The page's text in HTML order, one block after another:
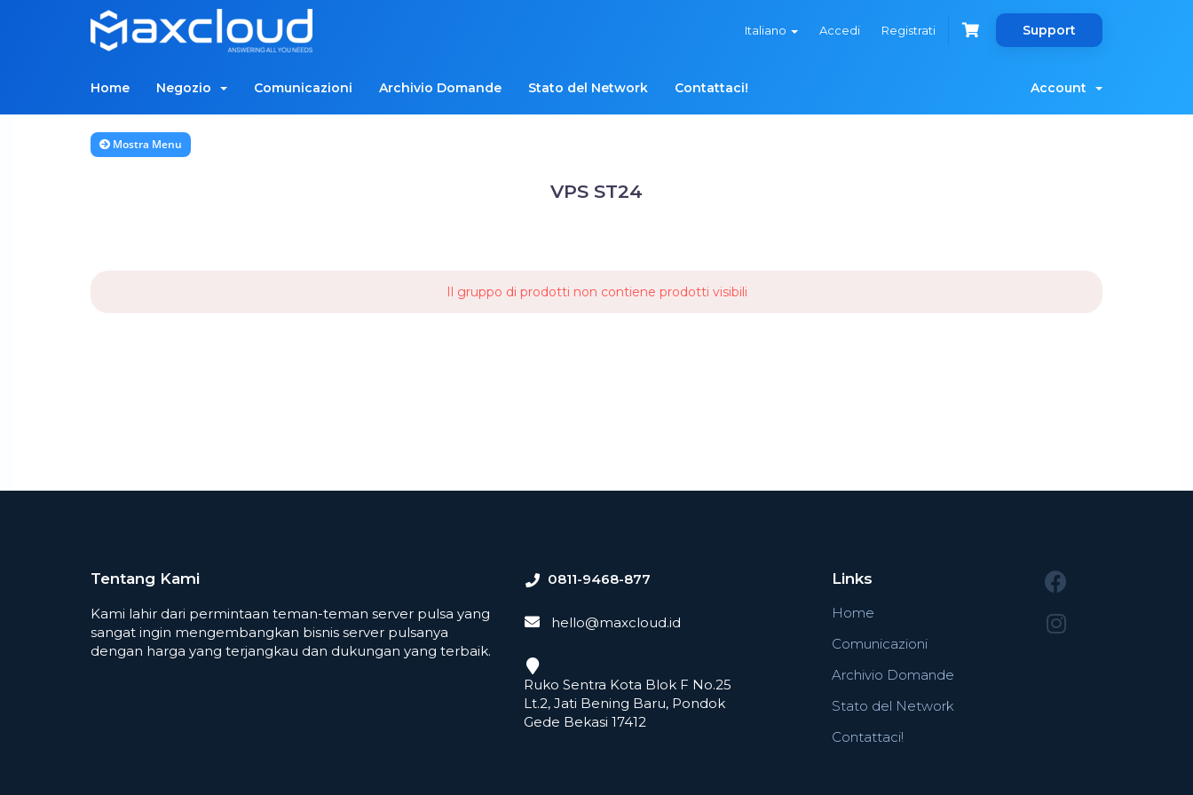
Italiano Accedi Registrati Support
Home Negozio Comunicazioni Archivio Domande Stato del Network Contattaci! Account
Mostra Menu
VPS ST24
Il gruppo di prodotti non contiene prodotti visibili
Tentang Kami
Kami lahir dari permintaan teman-teman server pulsa yang
sangat ingin mengembangkan bisnis server pulsanya
dengan harga yang terjangkau dan dukungan yang terbaik.
0811-9468-877
hello@maxcloud.id
Ruko Sentra Kota Blok F No.25
Lt.2, Jati Bening Baru, Pondok
Gede Bekasi 17412
Links
Home
Comunicazioni
Archivio Domande
Stato del Network
Contattaci!